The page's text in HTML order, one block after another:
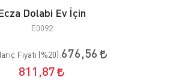
Dolabi Ev İçin
E0092
Fiyatı (%20):676,56
811,87